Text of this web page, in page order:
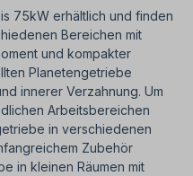
Bei Modifikationen
Anfrage
gewünschte
2 und 4 immer
Hinweise Bei
um eine
oder Widerruf
Produktfotos
Technische
75kW erhältlich und finden
Bereichen mit
und kompakter
Planetengetriebe
innerer Verzahnung. Um
Arbeitsbereichen
in verschiedenen
Zubehör
in kleinen Räumen mit